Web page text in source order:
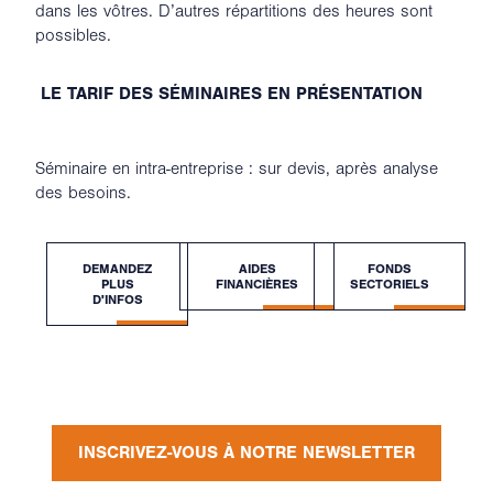
dans les vôtres. D’autres répartitions des heures sont
possibles.
LE TARIF DES SÉMINAIRES EN PRÉSENTATION
Séminaire en intra-entreprise : sur devis, après analyse
des besoins.
DEMANDEZ
PLUS
D'INFOS
AIDES
FINANCIÈRES
FONDS
SECTORIELS
INSCRIVEZ-VOUS À NOTRE NEWSLETTER